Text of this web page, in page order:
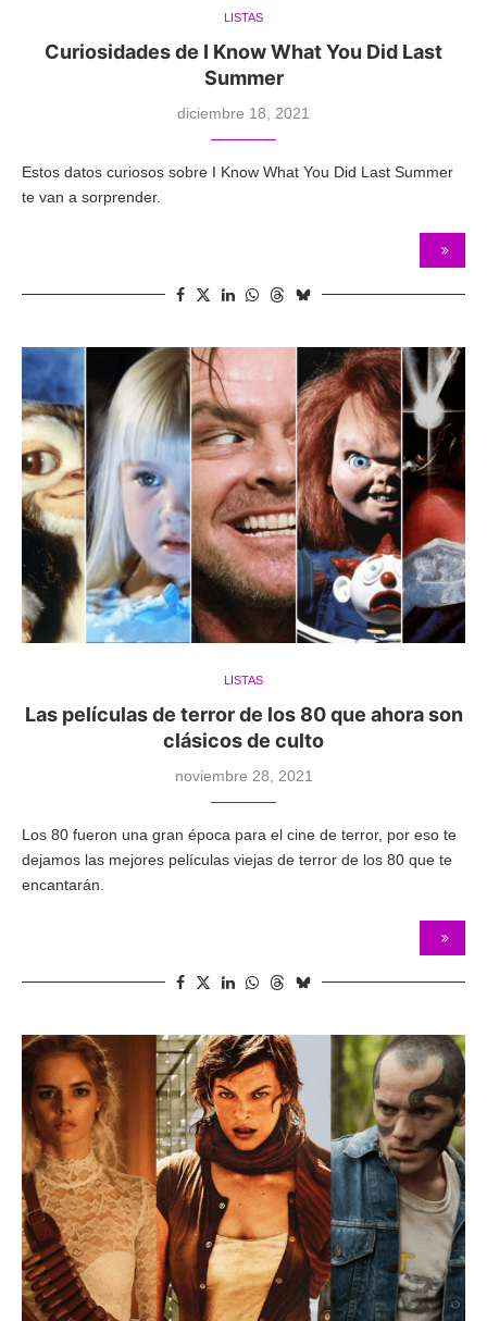
LISTAS
Curiosidades de I Know What You Did Last
Summer
diciembre 18, 2021
Estos datos curiosos sobre I Know What You Did Last Summer
te van a sorprender.
LISTAS
Las películas de terror de los 80 que ahora son
clásicos de culto
noviembre 28, 2021
Los 80 fueron una gran época para el cine de terror, por eso te
dejamos las mejores películas viejas de terror de los 80 que te
encantarán.